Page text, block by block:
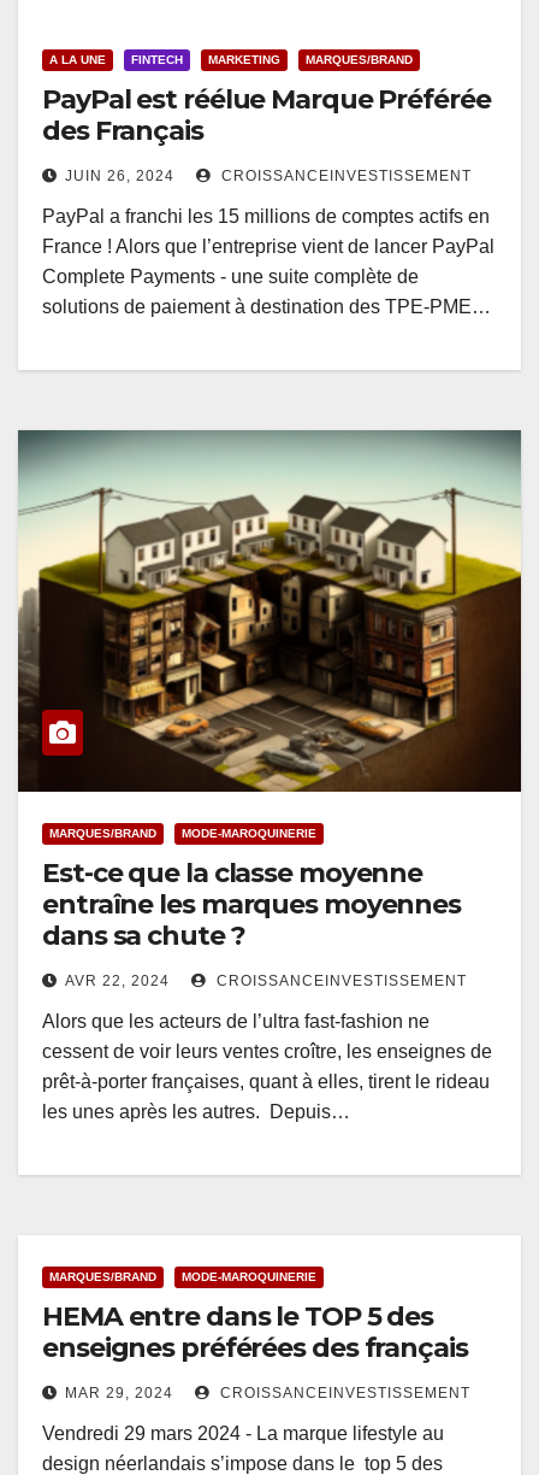
A LA UNE FINTECH MARKETING MARQUES/BRAND
PayPal est réélue Marque Préférée
des Français
JUIN 26, 2024 CROISSANCEINVESTISSEMENT
PayPal a franchi les 15 millions de comptes actifs en
France ! Alors que l’entreprise vient de lancer PayPal
Complete Payments - une suite complète de
solutions de paiement à destination des TPE-PME…
MARQUES/BRAND MODE-MAROQUINERIE
Est-ce que la classe moyenne
entraîne les marques moyennes
dans sa chute ?
AVR 22, 2024 CROISSANCEINVESTISSEMENT
Alors que les acteurs de l’ultra fast-fashion ne
cessent de voir leurs ventes croître, les enseignes de
prêt-à-porter françaises, quant à elles, tirent le rideau
les unes après les autres. Depuis…
MARQUES/BRAND MODE-MAROQUINERIE
HEMA entre dans le TOP 5 des
enseignes préférées des français
MAR 29, 2024 CROISSANCEINVESTISSEMENT
Vendredi 29 mars 2024 - La marque lifestyle au
design néerlandais s’impose dans le top 5 des